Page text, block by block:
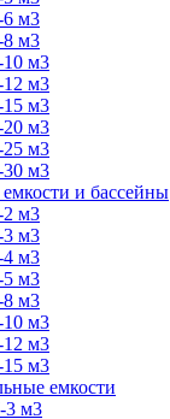
6 м3
8 м3
10 м3
12 м3
15 м3
20 м3
25 м3
30 м3
и бассейны
2 м3
3 м3
4 м3
5 м3
8 м3
10 м3
12 м3
15 м3
емкости
3 м3